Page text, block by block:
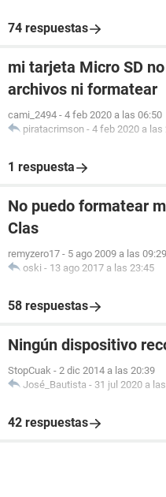
74 respuestas
mi tarjeta Micro SD
archivos ni formatear
cami_2494 - 4 feb 2020 a las 06:50
piratacrimson - 4 feb 2020 a las
1 respuesta
No puedo formatear
Clas
remyzero17 - 5 ago 2009 a las 09:29
oski - 13 ago 2017 a las 23:45
58 respuestas
Ningún dispositivo
StopCuak - 2 dic 2014 a las 20:39
José_Bautista - 31 jul 2020 a
42 respuestas